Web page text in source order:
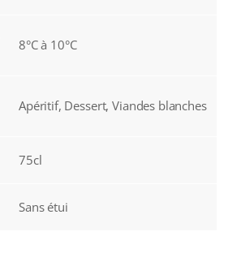
8°C à 10°C
Apéritif, Dessert, Viandes blanches
75cl
Sans étui